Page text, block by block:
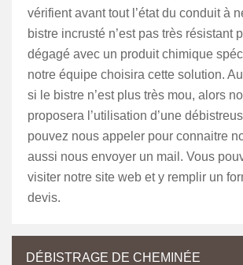
vérifient avant tout l’état du conduit à
bistre incrusté n’est pas très résistant
dégagé avec un produit chimique
notre équipe choisira cette solution.
si le bistre n’est plus très mou, alors
proposera l’utilisation d’une
pouvez nous appeler pour connaitre
aussi nous envoyer un mail. Vous
visiter notre site web et y remplir un
devis.
DÉBISTRAGE DE CHEMINÉE